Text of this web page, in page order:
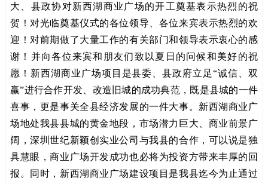
大、县政协对新西湖商业广场的开工奠基表示热烈的祝
贺！对光临奠基仪式的各位领导、各位来宾表示热烈的欢
迎！对前期做了大量工作的有关部门和领导表示衷心的感
谢！并向各位来宾和朋友们致以夏日的问候和美好的祝
愿！新西湖商业广场项目是县委、县政府立足“诚信、双
赢”进行合作开发、改造旧城的成功典范，既是县城的一件
喜事，更是事关全县经济发展的一件大事。新西湖商业广
场地处我县县城的黄金地段，市场潜力巨大、商业前景广
阔，深圳世纪新颖创实业公司与我县的合作，可以说是独
具慧眼，商业广场开发成功也必将为投资方带来丰厚的回
报。同时，新西湖商业广场建设项目是我县迄今为止通过